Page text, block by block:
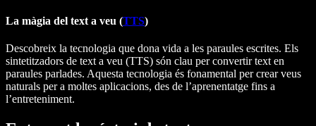
La màgia del text a veu (TTS)
Descobreix la tecnologia que dona vida a les paraules escrites. Els
sintetitzadors de text a veu (TTS) són clau per convertir text en
paraules parlades. Aquesta tecnologia és fonamental per crear veus
naturals per a moltes aplicacions, des de l’aprenentatge fins a
l’entreteniment.